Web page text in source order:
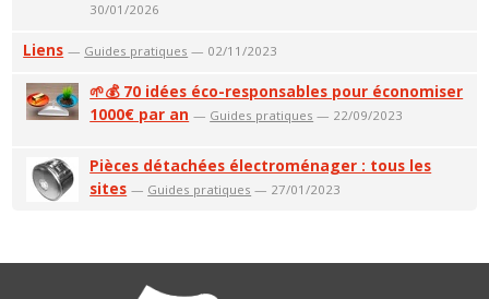
30/01/2026
Liens — Guides pratiques — 02/11/2023
🌱💰 70 idées éco-responsables pour économiser
1000€ par an — Guides pratiques — 22/09/2023
Pièces détachées électroménager : tous les
sites — Guides pratiques — 27/01/2023